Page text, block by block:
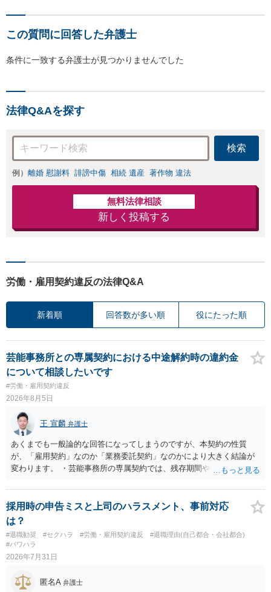
この質問に回答した弁護士
条件に一致する弁護士が見つかりませんでした
法律Q&Aを探す
検索
例） 離婚 慰謝料 誹謗中傷 相続 遺産 著作物 違法
無料法律相談
新しく投稿する
労働・雇用契約違反の法律Q&A
新着順 回答数が多い順 役にたった順
芸能事務所との専属契約における中途解約時の違約金
について相談したいです
#労働・雇用契約違反
2026年8月5日
王 宣麟 弁護士
あくまでも一般論的な回答になってしまうのですが、本契約の性質
が、「雇用契約」なのか「業務委託契約」なのかにより大きく結論が
変わります。 ・芸能事務所の専属契約では、残存期間や報酬額、投下
務上よくあるからといって当然に適法という意味ではなく、実際の損
害との対応関係や合理性が重要です。 ・違約金に上限がなくても、常
に有効になるわけではありません。契約が労働契約に近い実態なら労
基法16条で無効となる余地があり、そうでなくても、金額が事務所の
損害と比べて過大なら無効や減額が争点になります。 ・契約前の修正
交渉は一般的です。 交渉の方向としては、上限額を設ける、実損害ベ
費・未回収費用のみ」に限定する、などが典型です。 ・弁護士に契約
前に契約書の内容をレビューしてもらう価値は十分にあると思われま
採用時の申告ミスと上司のハラスメント、事前対応
は？
#退職勧奨 #セクハラ #労働・雇用契約違反
#退職理由(自己都合・会社都合)
#パワハラ
2026年7月31日
匿名A 弁護士